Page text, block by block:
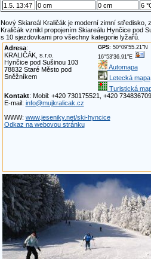
1.5. 13:47
0 cm 0 cm 6
Nový Skiareál Kraličák je moderní zimní středisko,
Kraličák vznikl propojením Skiareálu Hynčice pod
s 10 sjezdovkami pro všechny kategorie lyžařů.
Adresa:
KRALIČÁK, s.r.o.
Hynčice pod Sušinou 103
78832 Staré Město pod
Sněžníkem
GPS: 50°09'55.21"N
16°53'36.91"E
Automapa
Letecká mapa
Turistická
Kontakt: Mobil: +420 730175521, +420 734836709
E-mail: info@mujkralicak.cz
WWW: www.jeseniky.net/ski-hyncice
Odkaz na webovou stránku